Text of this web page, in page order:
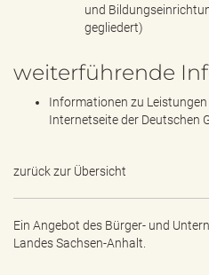
und
gegliedert)
weiterführende
Informationen zu
Internetseite der Deutschen
zurück zur Übersicht
Ein Angebot des Bürger- und
Landes Sachsen-Anhalt.